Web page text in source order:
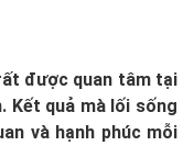
được quan tâm tại
Kết quả mà lối sống
và hạnh phúc mỗi